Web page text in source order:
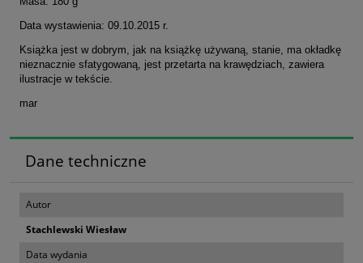
Data wystawienia: 09.10.2015 r.
Książka jest w dobrym, jak na książkę używaną, stanie, ma okładkę
nieznacznie sfatygowaną, jest przetarta na krawędziach, zawiera
ilustracje w tekście.
mar
Dane techniczne
Autor
Stachlewski Wiesław
Data wydania